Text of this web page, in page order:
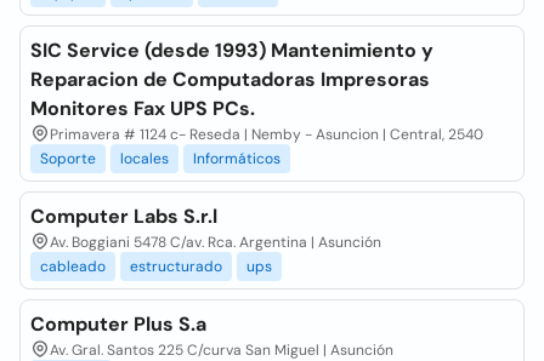
SIC Service (desde 1993) Mantenimiento y
Reparacion de Computadoras Impresoras
Monitores Fax UPS PCs.
Primavera # 1124 c- Reseda | Nemby - Asuncion | Central, 2540
Soporte
locales Informáticos
Computer Labs S.r.l
Av. Boggiani 5478 C/av. Rca. Argentina | Asunción
cableado
estructurado ups
Computer Plus S.a
Av. Gral. Santos 225 C/curva San Miguel | Asunción